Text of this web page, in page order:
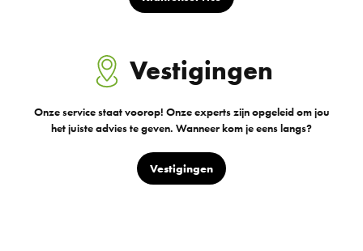
Vestigingen
Onze service staat voorop! Onze experts zijn opgeleid om jou
het juiste advies te geven. Wanneer kom je eens langs?
Vestigingen